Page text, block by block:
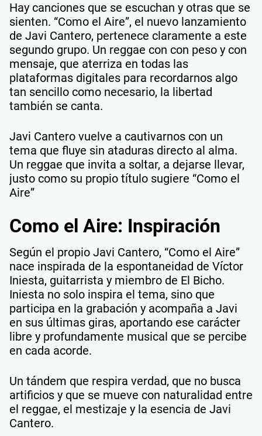
Hay canciones que se escuchan y otras que se
sienten. “Como el Aire”, el nuevo lanzamiento
de Javi Cantero, pertenece claramente a este
segundo grupo. Un reggae con con peso y con
mensaje, que aterriza en todas las
plataformas digitales para recordarnos algo
tan sencillo como necesario, la libertad
también se canta.
Javi Cantero vuelve a cautivarnos con un
tema que fluye sin ataduras directo al alma.
Un reggae que invita a soltar, a dejarse llevar,
justo como su propio título sugiere “Como el
Aire”
Como el Aire: Inspiración
Según el propio Javi Cantero, “Como el Aire”
nace inspirada de la espontaneidad de Víctor
Iniesta, guitarrista y miembro de El Bicho.
Iniesta no solo inspira el tema, sino que
participa en la grabación y acompaña a Javi
en sus últimas giras, aportando ese carácter
libre y profundamente musical que se percibe
en cada acorde.
Un tándem que respira verdad, que no busca
artificios y que se mueve con naturalidad entre
el reggae, el mestizaje y la esencia de Javi
Cantero.